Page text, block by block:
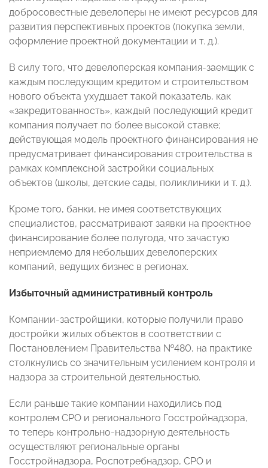
добросовестные девелоперы не имеют ресурсов для
развития перспективных проектов (покупка земли,
оформление проектной документации и т. д.).
В силу того, что девелоперская компания-заемщик с
каждым последующим кредитом и строительством
нового объекта ухудшает такой показатель, как
«закредитованность», каждый последующий кредит
компания получает по более высокой ставке;
действующая модель проектного финансирования не
предусматривает финансирования строительства в
рамках комплексной застройки социальных
объектов (школы, детские сады, поликлиники и т. д.).
Кроме того, банки, не имея соответствующих
специалистов, рассматривают заявки на проектное
финансирование более полугода, что зачастую
неприемлемо для небольших девелоперских
компаний, ведущих бизнес в регионах.
Избыточный административный контроль
Компании-застройщики, которые получили право
достройки жилых объектов в соответствии с
Постановлением Правительства №480, на практике
столкнулись со значительным усилением контроля и
надзора за строительной деятельностью.
Если раньше такие компании находились под
контролем СРО и регионального Госстройнадзора,
то теперь контрольно-надзорную деятельность
осуществляют региональные органы
Госстройнадзора, Роспотребнадзор, СРО и